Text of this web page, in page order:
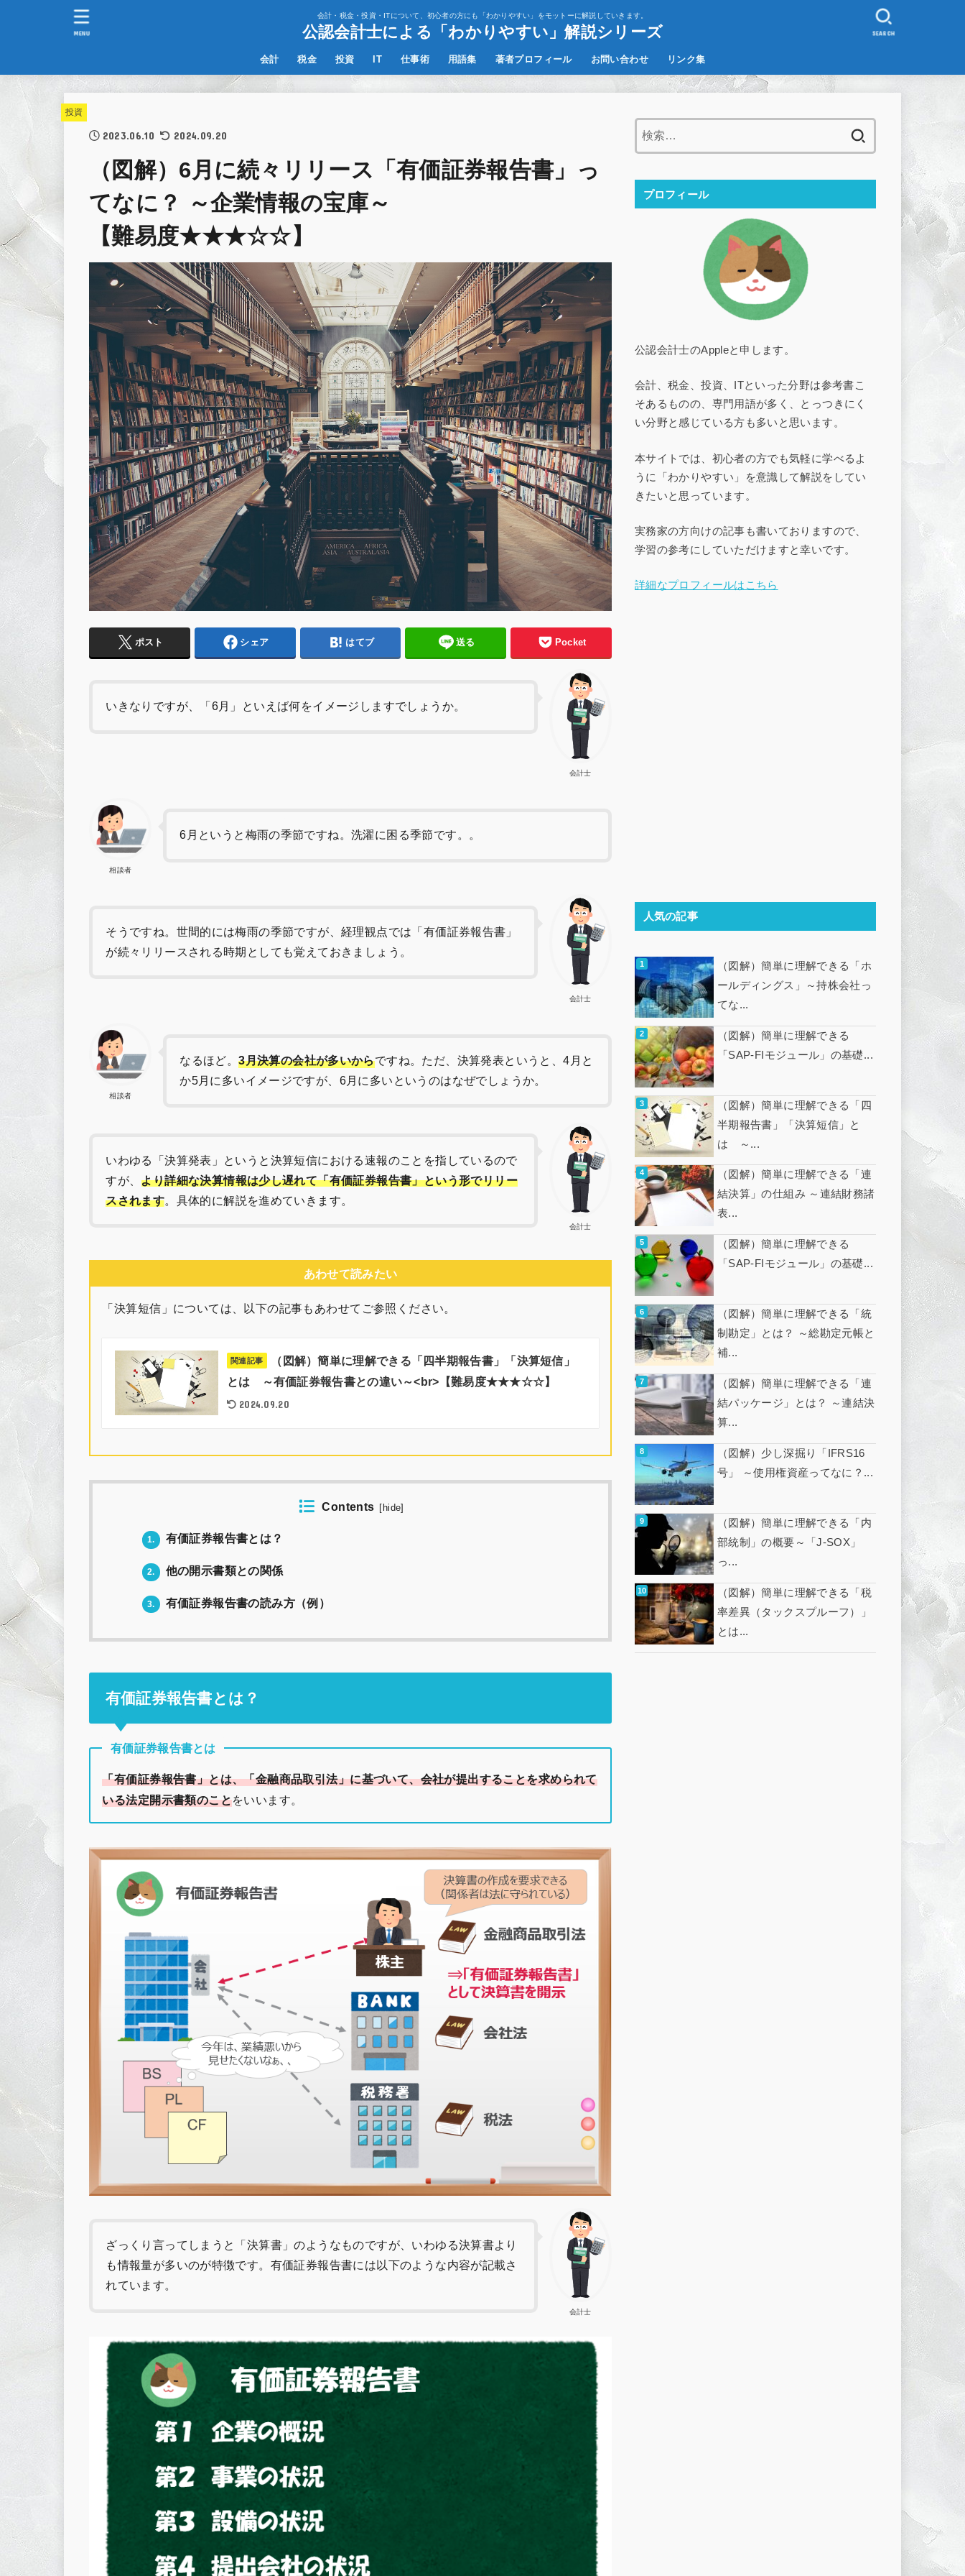
会計・税金・投資・ITについて、初心者の方にも「わかりやすい」をモットーに解説していきます。
公認会計士による「わかりやすい」解説シリーズ
会計
IFRS
その他
税金 投資 IT 仕事術 用語集 著者プロフィール お問い合わせ リンク集
SEARCH
MENU
投資
2023.06.10 2024.09.20
（図解）6月に続々リリース「有価証券報告書」っ
てなに？ ～企業情報の宝庫～
【難易度★★★☆☆】
ポスト シェア はてブ 送る Pocket
会計士
いきなりですが、「6月」といえば何をイメージしますでしょうか。
相談者
6月というと梅雨の季節ですね。洗濯に困る季節です。。
会計士
そうですね。世間的には梅雨の季節ですが、経理観点では「有価証券報告書」
が続々リリースされる時期としても覚えておきましょう。
相談者
なるほど。3月決算の会社が多いからですね。ただ、決算発表というと、4月と
か5月に多いイメージですが、6月に多いというのはなぜでしょうか。
会計士
いわゆる「決算発表」というと決算短信における速報のことを指しているので
すが、 より詳細な決算情報は少し遅れて「有価証券報告書」という形でリリー
スされます。具体的に解説を進めていきます。
あわせて読みたい
「決算短信」については、以下の記事もあわせてご参照ください。
関連記事
（図解）簡単に理解できる「四半期報告書」「決算短信」
とは ～有価証券報告書との違い～<br>【難易度★★★☆☆】
2024.09.20
Contents [ hide]
1. 有価証券報告書とは？
2. 他の開示書類との関係
3. 有価証券報告書の読み方（例）
有価証券報告書とは？
有価証券報告書とは
「有価証券報告書」とは、「金融商品取引法」に基づいて、会社が提出することを求められて
いる法定開示書類のことをいいます。
会計士
ざっくり言ってしまうと「決算書」のようなものですが、いわゆる決算書より
も情報量が多いのが特徴です。有価証券報告書には以下のような内容が記載さ
れています。
プロフィール
公認会計士のAppleと申します。
会計、税金、投資、ITといった分野は参考書こ
そあるものの、専門用語が多く、とっつきにく
い分野と感じている方も多いと思います。
本サイトでは、初心者の方でも気軽に学べるよ
うに「わかりやすい」を意識して解説をしてい
きたいと思っています。
実務家の方向けの記事も書いておりますので、
学習の参考にしていただけますと幸いです。
詳細なプロフィールはこちら
人気の記事
（図解）簡単に理解できる「ホ
ールディングス」～持株会社っ
てな...
（図解）簡単に理解できる
「SAP-FIモジュール」の基礎...
（図解）簡単に理解できる「四
半期報告書」「決算短信」と
は ～...
（図解）簡単に理解できる「連
結決算」の仕組み ～連結財務諸
表...
（図解）簡単に理解できる
「SAP-FIモジュール」の基礎...
（図解）簡単に理解できる「統
制勘定」とは？ ～総勘定元帳と
補...
（図解）簡単に理解できる「連
結パッケージ」とは？ ～連結決
算...
（図解）少し深掘り「IFRS16
号」 ～使用権資産ってなに？...
（図解）簡単に理解できる「内
部統制」の概要～「J-SOX」
っ...
（図解）簡単に理解できる「税
率差異（タックスプルーフ）」
とは...